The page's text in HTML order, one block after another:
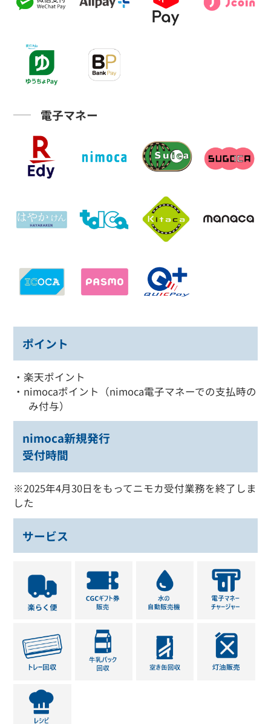
電子マネー
ポイント
・楽天ポイント
・nimocaポイント（nimoca電子マネーでの支払時の
み付与）
nimoca新規発行
受付時間
※2025年4月30日をもってニモカ受付業務を終了しま
した
サービス